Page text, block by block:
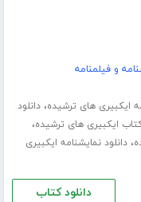
و فیلمنامه
ایکبیری های ترشیده،دانلود
کتاب ایکبیری های ترشیده،
،دانلود نمایشنامه ایکبیری
دانلود کتاب